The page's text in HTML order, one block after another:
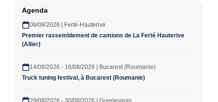
Agenda
08/08/2026 | Ferté-Hauterive
Premier rassemblement de camions de La Ferté Hauterive
(Allier)
14/08/2026 - 16/08/2026 | Bucarest (Roumanie)
Truck tuning festival, à Bucarest (Roumanie)
29/08/2026 - 30/08/2026 | Guerlesquin